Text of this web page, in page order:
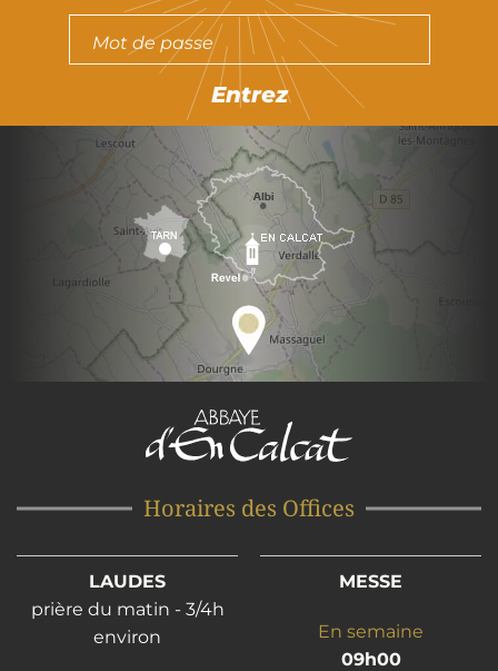
Entrez
Horaires des Offices
LAUDES
prière du matin - 3/4h
environ
MESSE
En semaine
09h00